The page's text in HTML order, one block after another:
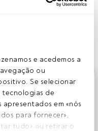
e acedemos a
ou
Se selecionar
tecnologias de
em «nós
para fornecer»,
tudo» ou retirar o
registados
aceda através do
convidamo-lo a
universo que a